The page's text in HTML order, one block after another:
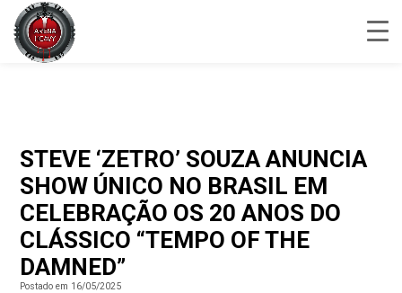
STEVE ‘ZETRO’ SOUZA ANUNCIA
SHOW ÚNICO NO BRASIL EM
CELEBRAÇÃO OS 20 ANOS DO
CLÁSSICO “TEMPO OF THE
DAMNED”
Postado em 16/05/2025